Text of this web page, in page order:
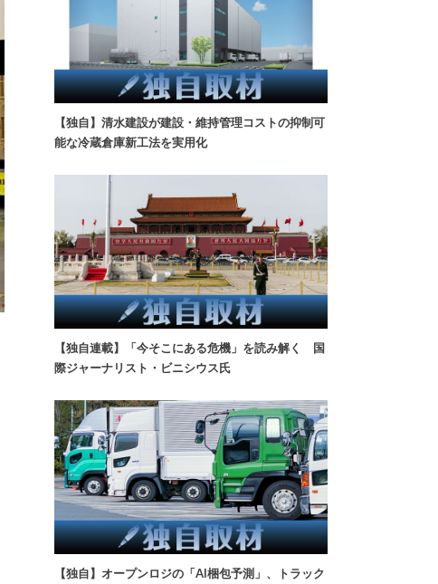
【独自】清水建設が建設・維持管理コストの抑制可
能な冷蔵倉庫新工法を実用化
【独自連載】「今そこにある危機」を読み解く 国
際ジャーナリスト・ビニシウス氏
【独自】オープンロジの「AI梱包予測」、トラック